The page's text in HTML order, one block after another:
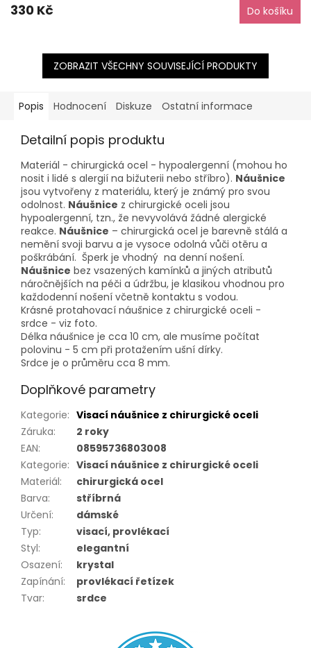
330 Kč Do košíku
ZOBRAZIT VŠECHNY SOUVISEJÍCÍ PRODUKTY
Popis Hodnocení Diskuze Ostatní informace
Detailní popis produktu
Materiál - chirurgická ocel - hypoalergenní (mohou ho
nosit i lidé s alergií na bižuterii nebo stříbro). Náušnice
jsou vytvořeny z materiálu, který je známý pro svou
odolnost. Náušnice z chirurgické oceli jsou
hypoalergenní, tzn., že nevyvolává žádné alergické
reakce. Náušnice – chirurgická ocel je barevně stálá a
nemění svoji barvu a je vysoce odolná vůči otěru a
poškrábání. Šperk je vhodný na denní nošení.
Náušnice bez vsazených kamínků a jiných atributů
náročnějších na péči a údržbu, je klasikou vhodnou pro
každodenní nošení včetně kontaktu s vodou.
Krásné protahovací náušnice z chirurgické oceli -
srdce - viz foto.
Délka náušnice je cca 10 cm, ale musíme počítat
polovinu - 5 cm při protažením ušní dírky.
Srdce je o průměru cca 8 mm.
Doplňkové parametry
Kategorie: Visací náušnice z chirurgické oceli
Záruka:
2 roky
EAN:
08595736803008
Kategorie: Visací náušnice z chirurgické oceli
Materiál:
chirurgická ocel
Barva:
stříbrná
Určení:
dámské
Typ:
visací, provlékací
Styl:
elegantní
Osazení:
krystal
Zapínání:
provlékací řetízek
Tvar: srdce